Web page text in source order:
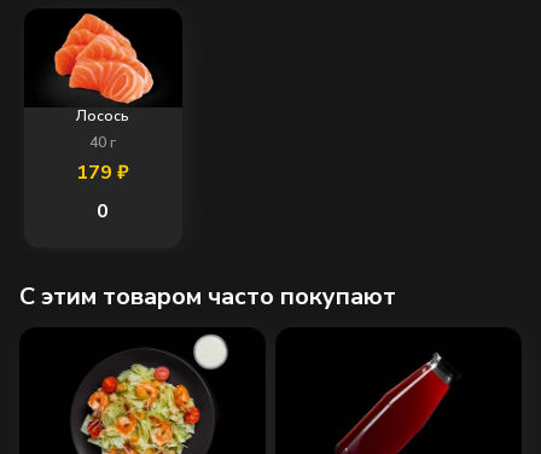
Лосось
40 г
179₽
0
C этим товаром часто покупают